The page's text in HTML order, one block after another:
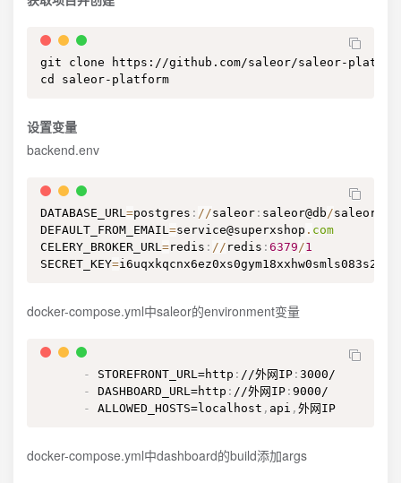
git clone https://github.com/saleor/saleor-
cd saleor-platform
设置变量
backend.env
DATABASE_URL =postgres : / /saleor : saleor@db /saleor
DEFAULT_FROM_EMAIL =service@superxshop . com
CELERY_BROKER_URL =redis : / / redis : 6379 /1
SECRET_KEY=
docker-compose.yml中saleor的environment变量
- STOREFRONT_URL=http : //外网IP : 3000/
-
DASHBOARD_URL=http : //外网IP : 9000/
-
ALLOWED_HOSTS=localhost , api , 外网IP
docker-compose.yml中dashboard的build添加args